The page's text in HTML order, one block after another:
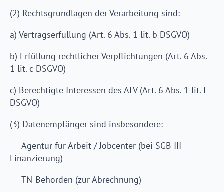
(2) Rechtsgrundlagen der Verarbeitung sind:
a) Vertragserfüllung (Art. 6 Abs. 1 lit. b DSGVO)
b) Erfüllung rechtlicher Verpflichtungen (Art. 6 Abs.
1 lit. c DSGVO)
c) Berechtigte Interessen des ALV (Art. 6 Abs. 1 lit. f
DSGVO)
(3) Datenempfänger sind insbesondere:
- Agentur für Arbeit / Jobcenter (bei SGB III-
Finanzierung)
- TN-Behörden (zur Abrechnung)